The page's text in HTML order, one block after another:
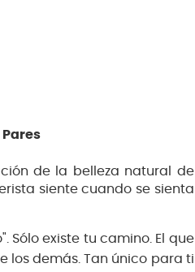
Pares
de la belleza natural de
siente cuando se sienta
Sólo existe tu camino. El que
los demás. Tan único para ti